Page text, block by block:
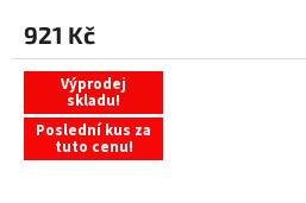
921 Kč
Výprodej
skladu!
Poslední kus za
tuto cenu!